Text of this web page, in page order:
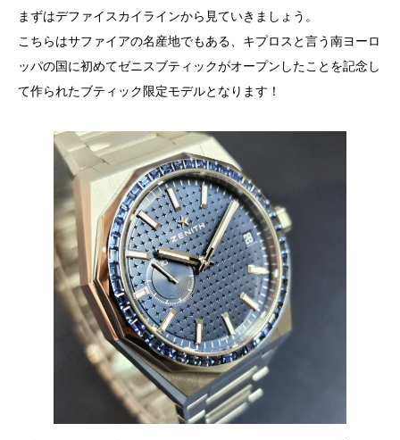
まずはデファイスカイラインから見ていきましょう。
こちらはサファイアの名産地でもある、キプロスと言う南ヨーロ
ッパの国に初めてゼニスブティックがオープンしたことを記念し
て作られたブティック限定モデルとなります！